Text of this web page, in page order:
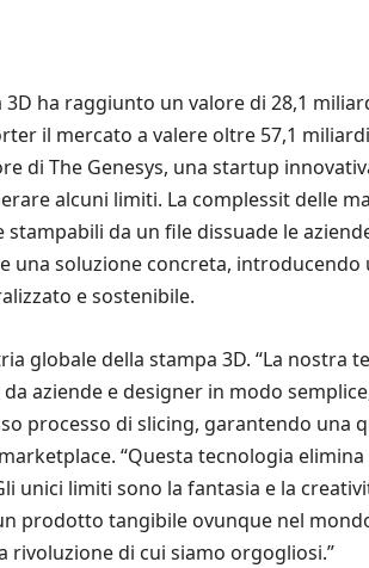
ha raggiunto un valore di 28,1
il mercato a valere oltre 57,1
di The Genesys, una startup
alcuni limiti. La complessit delle
da un file dissuade le
una soluzione concreta, introducendo
e sostenibile.
globale della stampa 3D. “La nostra
aziende e designer in modo
processo di slicing, garantendo una
“Questa tecnologia elimina
unici limiti sono la fantasia e la
prodotto tangibile ovunque nel
rivoluzione di cui siamo orgogliosi.”